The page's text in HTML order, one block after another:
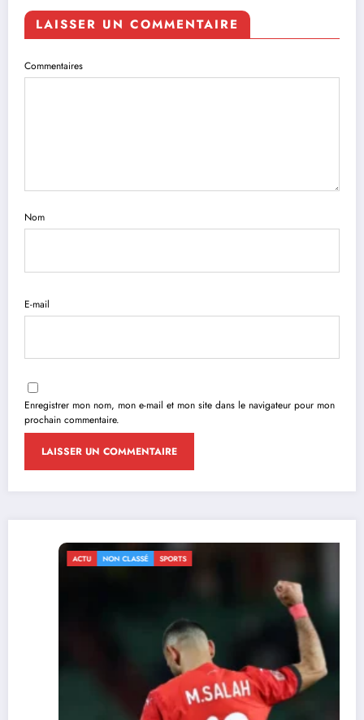
LAISSER UN COMMENTAIRE
Commentaires
Nom
E-mail
Enregistrer mon nom, mon e-mail et mon site dans le navigateur pour mon
prochain commentaire.
NON CLASSÉ SPORTS